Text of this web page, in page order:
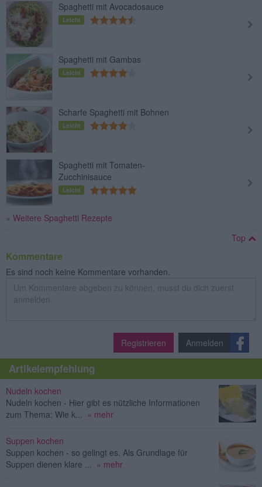
Spaghetti mit Avocadosauce
Leicht
Spaghetti mit Gambas
Leicht
Scharfe Spaghetti mit Bohnen
Leicht
Spaghetti mit Tomaten-
Zucchinisauce
Leicht
» Weitere Spaghetti Rezepte
Top
Kommentare
Es sind noch keine Kommentare vorhanden.
Registrieren Anmelden
Artikelempfehlung
Nudeln kochen
Nudeln kochen - Hier gibt es nützliche Informationen
zum Thema: Wie k... » mehr
Suppen kochen
Suppen kochen - so gelingt es. Als Grundlage für
Suppen dienen klare ... » mehr